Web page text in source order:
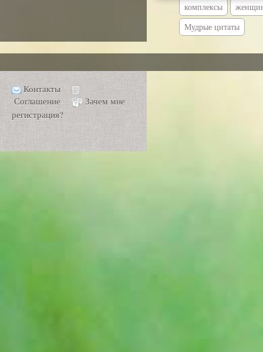
комплексы
Мудрые цитаты
Контакты
Соглашение
Зачем мне
регистрация?